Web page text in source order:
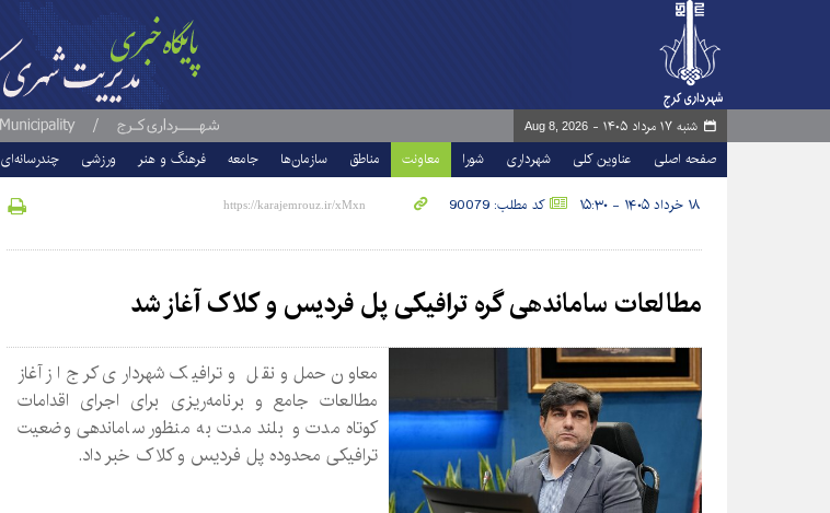
شنبه ۱۷ مرداد ۱۴۰۵ - Aug 8, 2026
صفحه اصلی عناوین کلی شهرداری شورا معاونت مناطق سازمان‌ها جامعه فرهنگ و هنر ورزشی چندرسانه‌ای
۱۸ خرداد ۱۴۰۵ - ۱۵:۳۰ کد مطلب: 90079
مطالعات ساماندهی گره ترافیکی پل فردیس و کلاک آغاز شد
معاون حمل‌و نقل و ترافیک شهرداری کرج از آغاز
مطالعات جامع و برنامه‌ریزی برای اجرای اقدامات
کوتاه مدت و بلند مدت به منظور ساماندهی وضعیت
ترافیکی محدوده پل فردیس و کلاک خبر داد.